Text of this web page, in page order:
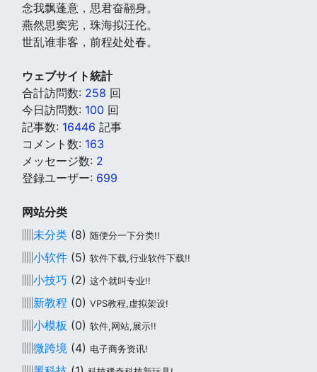
念我飘蓬意，思君奋翮身。
燕然思窦宪，珠海拟汪伦。
世乱谁非客，前程处处春。
ウェブサイト統計
合計訪問数: 258 回
今日訪問数: 100 回
記事数: 16446 記事
コメント数: 163
メッセージ数: 2
登録ユーザー: 699
网站分类
未分类 (8) 随便分一下分类!!
小软件 (5) 软件下载,行业软件下载!!
小技巧 (2) 这个就叫专业!!
新教程 (0) VPS教程,虚拟架设!
小模板 (0) 软件,网站,展示!!
微跨境 (4) 电子商务资讯!